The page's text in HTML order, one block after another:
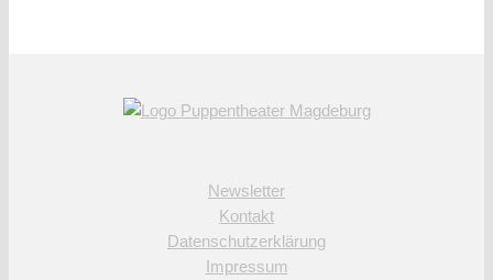
Newsletter
Kontakt
Datenschutzerklärung
Impressum